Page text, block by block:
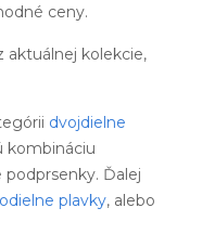
ceny.
aktuálnej kolekcie,
dvojdielne
kombináciu
Ďalej
plavky, alebo